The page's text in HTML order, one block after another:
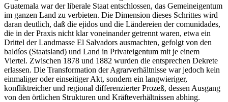
Guatemala war der liberale Staat entschlossen, das Gemeineigentum
im ganzen Land zu verbieten. Die Dimension dieses Schrittes wird
daran deutlich, daß die ejidos und die Ländereien der comunidades,
die in der Praxis nicht klar voneinander getrennt waren, etwa ein
Drittel der Landmasse El Salvadors ausmachten, gefolgt von den
baldíos (Staatsland) und Land in Privateigentum mit je einem
Viertel. Zwischen 1878 und 1882 wurden die entsprechen Dekrete
erlassen. Die Transformation der Agrarverhältnisse war jedoch kein
einmaliger oder einseitiger Akt, sondern ein langwieriger,
konfliktreicher und regional differenzierter Prozeß, dessen Ausgang
von den örtlichen Strukturen und Kräfteverhältnissen abhing.